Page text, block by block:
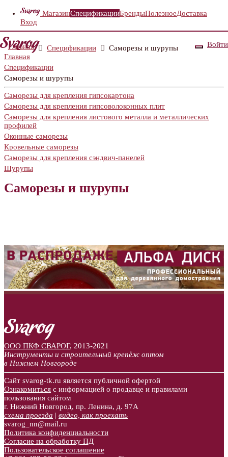
МагазинСпецификацииБрендыПолезноеДоставка
Вход
Войти
Главная Спецификации
Саморезы и шурупы
Главная
Спецификации
Саморезы и шурупы
Саморезы для крепления гипсокартона
Саморезы для крепления гипсоволоконных плит
Саморезы для крепления листового металла и металлических
профилей
Оконные саморезы
Кровельные саморезы
Саморезы для крепления сэндвич-панелей
Шурупы
Саморезы и шурупы
ООО ПКФ СВАРОГ, 2013-2021
Инструменты и строительный крепёж оптом
в Нижнем Новгороде
Сайт svarog-tk.ru является публичной офертой
Ознакомиться с информацией о продавце и правилами
пользования сайтом
г. Нижний Новгород, пр. Ленина, д. 97А
схема проезда | видео, как проехать
svarog_nn@mail.ru
Политика конфиденциальности
Согласие на обработку ПД
Пользовательское соглашение